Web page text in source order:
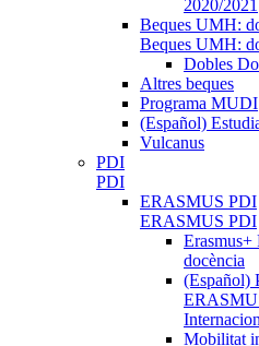
2020/2021
Beques UMH:
Beques UMH:
Dobles
Altres beques
Programa MUDI
(Español)
Vulcanus
PDI
PDI
ERASMUS PDI
ERASMUS PDI
Erasmus+
docència
(Español)
Mobilitat